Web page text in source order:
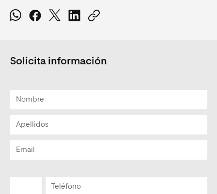
Solicita información